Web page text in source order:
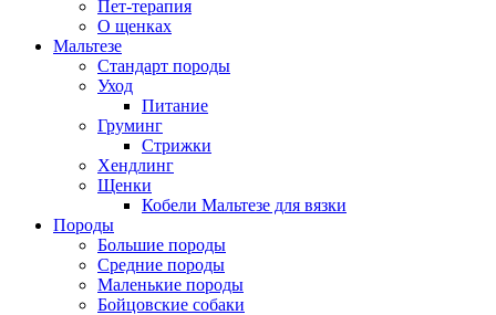
Пет-терапия
О щенках
Мальтезе
Стандарт породы
Уход
Питание
Груминг
Стрижки
Хендлинг
Щенки
Кобели Мальтезе для вязки
Породы
Большие породы
Средние породы
Маленькие породы
Бойцовские собаки